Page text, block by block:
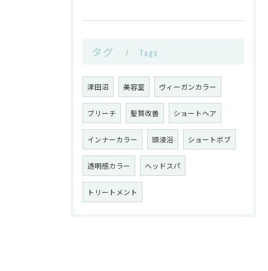
タグ Tags
津田沼 美容室 ヴィーガンカラー
ブリーチ 髪質改善 ショートヘア
インナーカラー 頭浸浴 ショートボブ
透明感カラー ヘッドスパ
トリートメント